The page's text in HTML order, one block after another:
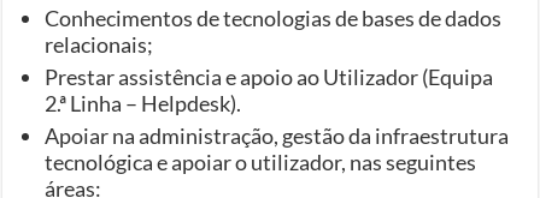
Conhecimentos de tecnologias de bases de dados
relacionais;
Prestar assistência e apoio ao Utilizador (Equipa
2.ª Linha – Helpdesk).
Apoiar na administração, gestão da infraestrutura
tecnológica e apoiar o utilizador, nas seguintes
áreas: